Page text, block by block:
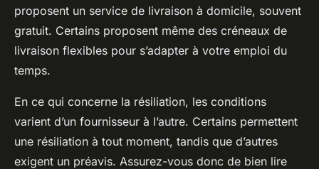
proposent un service de livraison à domicile, souvent
gratuit. Certains proposent même des créneaux de
livraison flexibles pour s’adapter à votre emploi du
temps.
En ce qui concerne la résiliation, les conditions
varient d’un fournisseur à l’autre. Certains permettent
une résiliation à tout moment, tandis que d’autres
exigent un préavis. Assurez-vous donc de bien lire